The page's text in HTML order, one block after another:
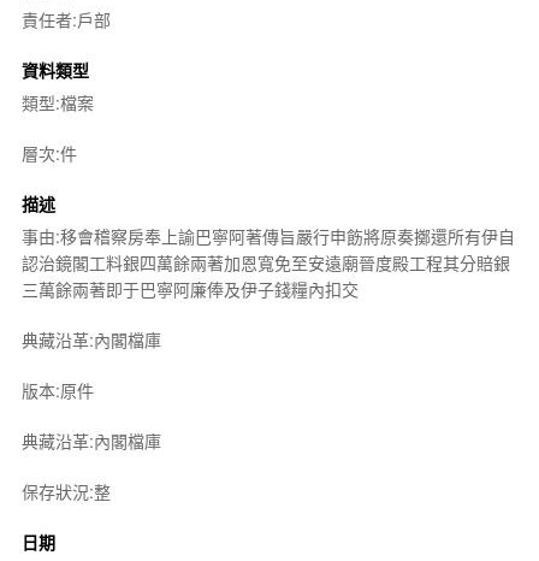
責任者:戶部
資料類型
類型:檔案
層次:件
描述
事由:移會稽察房奉上諭巴寧阿著傳旨嚴行申飭將原奏擲還所有伊自
認治鏡閣工料銀四萬餘兩著加恩寬免至安遠廟晉度殿工程其分賠銀
三萬餘兩著即于巴寧阿廉俸及伊子錢糧內扣交
典藏沿革:內閣檔庫
版本:原件
典藏沿革:內閣檔庫
保存狀況:整
日期